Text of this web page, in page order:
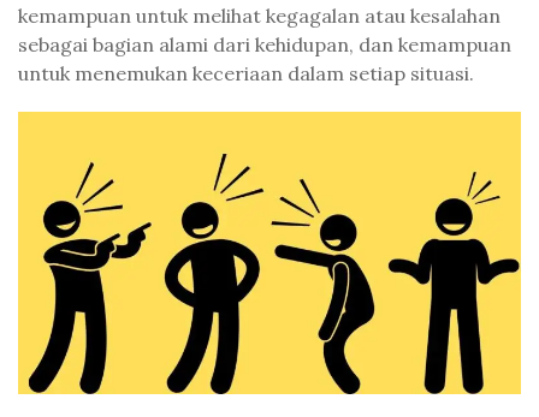
kemampuan untuk melihat kegagalan atau kesalahan
sebagai bagian alami dari kehidupan, dan kemampuan
untuk menemukan keceriaan dalam setiap situasi.